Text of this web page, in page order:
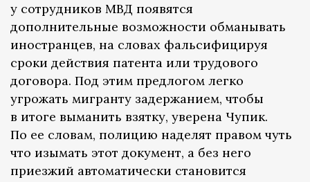
у сотрудников МВД появятся
дополнительные возможности обманывать
иностранцев, на словах фальсифицируя
сроки действия патента или трудового
договора. Под этим предлогом легко
угрожать мигранту задержанием, чтобы
в итоге выманить взятку, уверена Чупик.
По ее словам, полицию наделят правом чуть
что изымать этот документ, а без него
приезжий автоматически становится